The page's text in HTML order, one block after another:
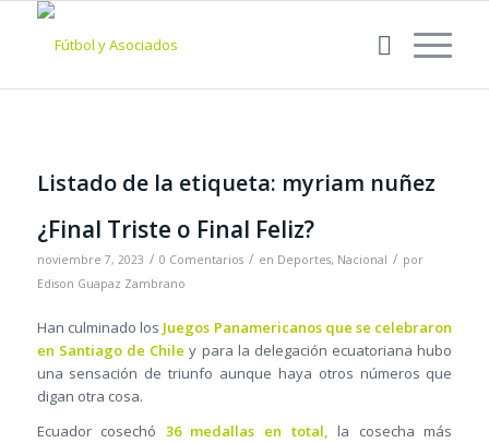
Listado de la etiqueta: myriam nuñez
¿Final Triste o Final Feliz?
noviembre 7, 2023 / 0 Comentarios / en Deportes, Nacional / por
Edison Guapaz Zambrano
Han culminado los Juegos Panamericanos que se celebraron
en Santiago de Chile y para la delegación ecuatoriana hubo
una sensación de triunfo aunque haya otros números que
digan otra cosa.
Ecuador cosechó 36 medallas en total, la cosecha más